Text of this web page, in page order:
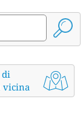
di
vicina